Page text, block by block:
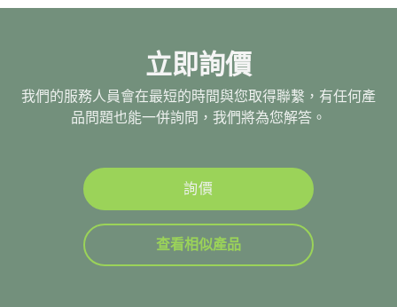
立即詢價
我們的服務人員會在最短的時間與您取得聯繫，有任何產
品問題也能一併詢問，我們將為您解答。
詢價
查看相似產品